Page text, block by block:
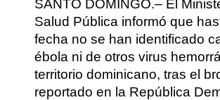
SANTO DOMINGO.– El
Salud Pública informó que
fecha no se han identificado
ébola ni de otros virus
territorio dominicano, tras el
reportado en la República